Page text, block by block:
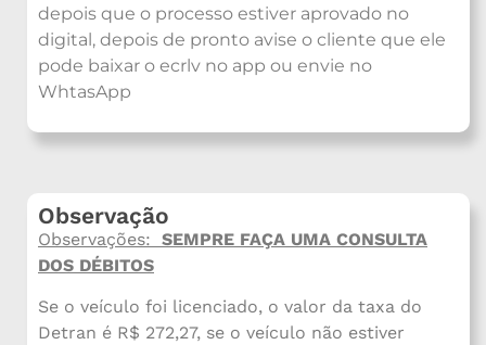
depois que o processo estiver aprovado no
digital, depois de pronto avise o cliente que ele
pode baixar o ecrlv no app ou envie no
WhtasApp
Observação
Observações: SEMPRE FAÇA UMA CONSULTA
DOS DÉBITOS
Se o veículo foi licenciado, o valor da taxa do
Detran é R$ 272,27, se o veículo não estiver